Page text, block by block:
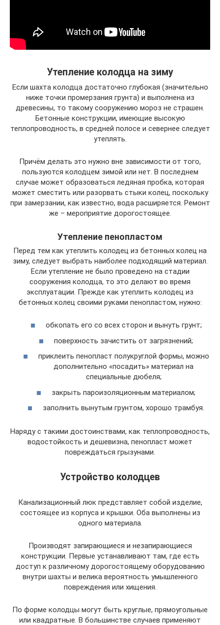
Утепление колодца на зиму
Если шахта колодца достаточно глубокая (значительно
ниже точки промерзания грунта) и выполнена из
древесины, то такому сооружению мороз не страшен.
Бетонные конструкции, имеющие высокую
теплопроводность, в средней полосе и севернее следует
утеплять.
Причём делать это нужно вне зависимости от того,
пользуются колодцем зимой или нет. В последнем
случае может образоваться ледяная пробка, которая
может сместить или разорвать стыки колец, поскольку
при замерзании, как известно, вода расширяется. Ремонт
же – мероприятие дорогостоящее.
Утепление пенопластом
Перед тем как утеплить колодец из бетонных колец на
зиму, следует выбрать наиболее подходящий материал.
Если утепление не было проведено на стадии
сооружения колодца, то это делают во время
эксплуатации. Прежде как утеплить колодец из
бетонных колец своими руками пенопластом, нужно:
обкопать его со всех сторон и вынуть грунт;
поверхность зачистить от загрязнений;
приклеить пенопласт полукруглой формы, можно
дополнительно «посадить» материал на
специальные дюбеля;
закрыть пароизоляционным материалом;
заполнить вынутым грунтом, хорошо трамбуя.
Наряду с такими достоинствами, как теплопроводность,
водостойкость и дешевизна, пенопласт может
повреждаться грызунами.
Устройство колодцев
Канализационный люк представляет собой изделие,
состоящее из корпуса и крышки. Оба выполнены из
одного материала.
Производят запирающиеся и незапирающиеся
конструкции. Первые устанавливают там, где есть
доступ к различному дорогостоящему оборудованию
внутри шахты и велика вероятность умышленного
повреждения или хищения.
По форме колодцы могут быть круглые, прямоугольные
или квадратные. В большинстве случаев применяют